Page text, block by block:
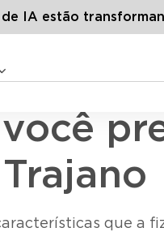
IA estão
liderança que você
que a